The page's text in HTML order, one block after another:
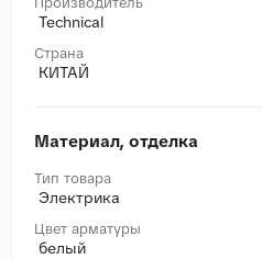
Technical
Страна
КИТАЙ
Материал, отделка
Тип товара
Электрика
Цвет арматуры
белый